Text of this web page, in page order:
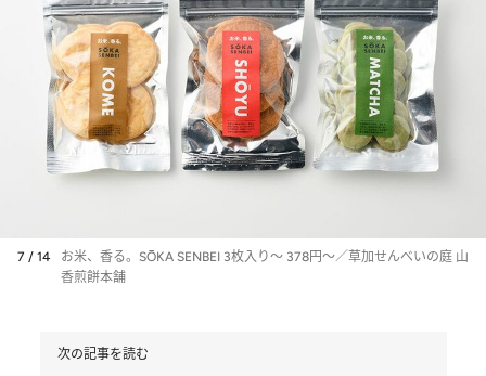
7 / 14
お米、香る。SŌKA SENBEI 3枚入り～ 378円～／草加せんべいの庭 山
香煎餅本舗
次の記事を読む